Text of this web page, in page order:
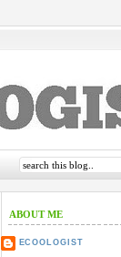
ABOUT ME
ECOOLOGIST